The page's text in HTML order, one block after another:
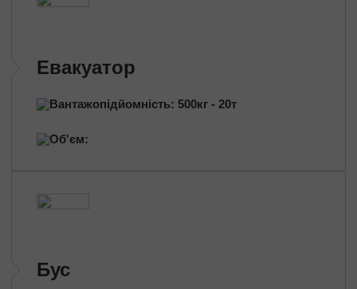
Евакуатор
Вантажопідйомність: 500кг - 20т
Об'єм:
Бус